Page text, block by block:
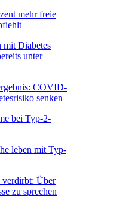
mehr freie
mit Diabetes
unter
COVID-
senken
bei Typ-2-
leben mit Typ-
verdirbt: Über
zu sprechen